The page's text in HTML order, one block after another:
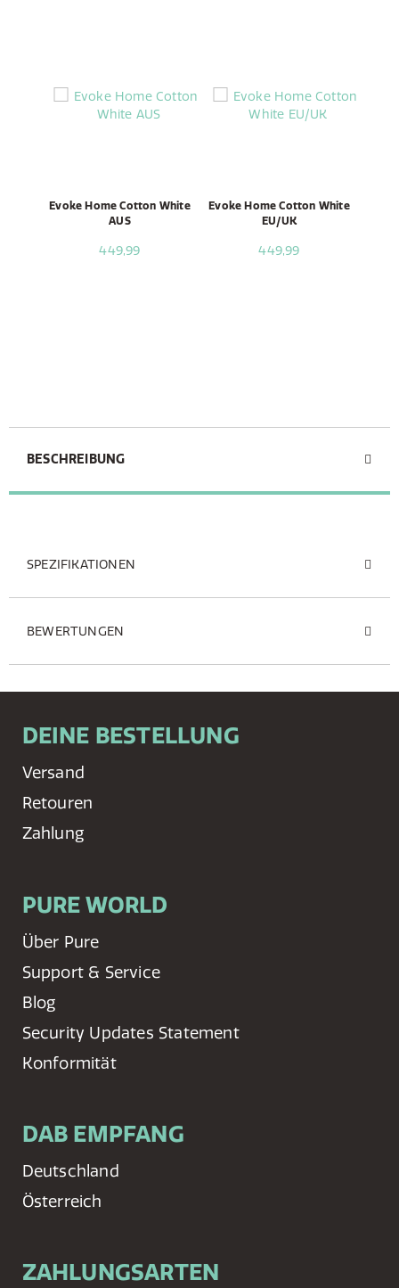
Evoke Home Cotton White
AUS
449,99
Evoke Home Cotton White
EU/UK
449,99
BESCHREIBUNG
SPEZIFIKATIONEN
BEWERTUNGEN
DEINE BESTELLUNG
Versand
Retouren
Zahlung
PURE WORLD
Über Pure
Support & Service
Blog
Security Updates Statement
Konformität
DAB EMPFANG
Deutschland
Österreich
ZAHLUNGSARTEN